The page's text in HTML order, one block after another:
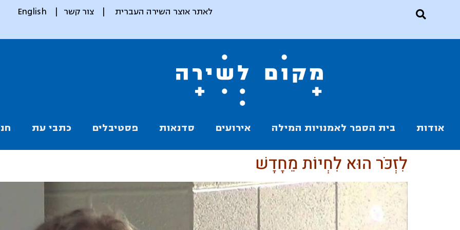
לאתר אוצר השירה העברית| צור קשר |
English
אודות בית הספר לאמנויות המילה אירועים סדנאות פסטיבלים כתבי עת
לִזְכֹּר הוּא לִחְיוֹת מֵחָדָשׁ